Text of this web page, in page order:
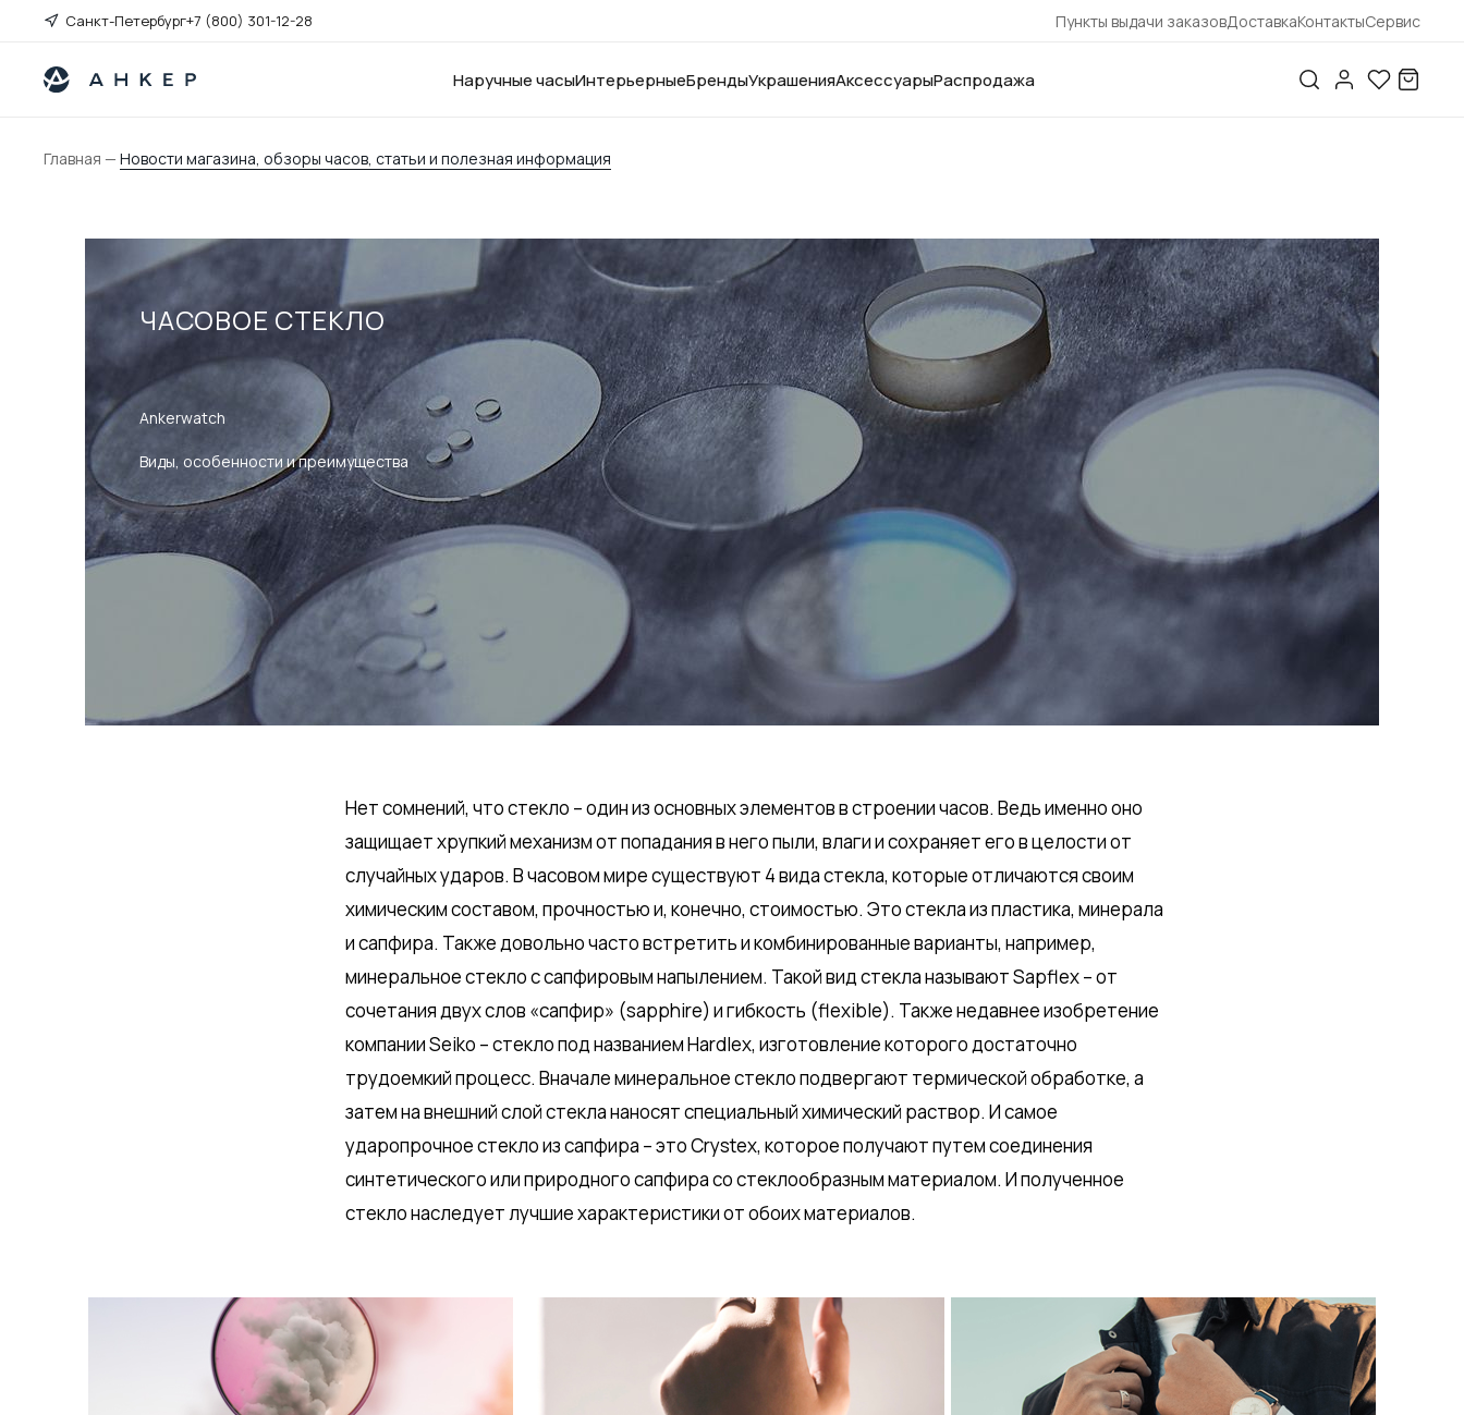
Санкт-Петербург+7 (800) 301-12-28 Пункты выдачи заказовДоставкаКонтактыСервис
Наручные часыИнтерьерныеБрендыУкрашенияАксессуарыРаспродажа
Главная —Новости магазина, обзоры часов, статьи и полезная информация
ЧАСОВОЕ СТЕКЛО
Ankerwatch
Виды, особенности и преимущества
Нет сомнений, что стекло – один из основных элементов в строении часов. Ведь именно оно
защищает хрупкий механизм от попадания в него пыли, влаги и сохраняет его в целости от
случайных ударов. В часовом мире существуют 4 вида стекла, которые отличаются своим
химическим составом, прочностью и, конечно, стоимостью. Это стекла из пластика, минерала
и сапфира. Также довольно часто встретить и комбинированные варианты, например,
минеральное стекло с сапфировым напылением. Такой вид стекла называют Sapflex – от
сочетания двух слов «сапфир» (sapphire) и гибкость (flexible). Также недавнее изобретение
компании Seiko – стекло под названием Hardlex, изготовление которого достаточно
трудоемкий процесс. Вначале минеральное стекло подвергают термической обработке, а
затем на внешний слой стекла наносят специальный химический раствор. И самое
ударопрочное стекло из сапфира – это Crystex, которое получают путем соединения
синтетического или природного сапфира со стеклообразным материалом. И полученное
стекло наследует лучшие характеристики от обоих материалов.